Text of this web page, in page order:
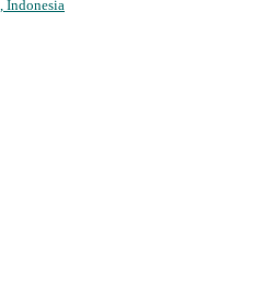
Indonesia